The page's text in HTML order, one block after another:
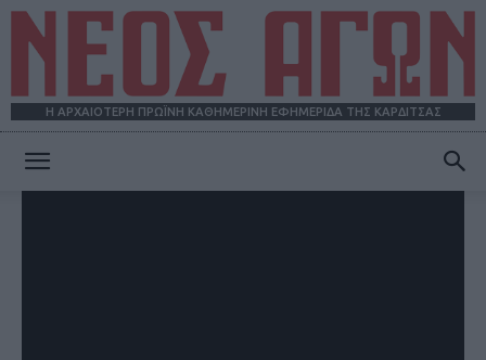
Η ΑΡΧΑΙΟΤΕΡΗ ΠΡΩΪΝΗ ΚΑΘΗΜΕΡΙΝΗ ΕΦΗΜΕΡΙΔΑ ΤΗΣ ΚΑΡΔΙΤΣΑΣ